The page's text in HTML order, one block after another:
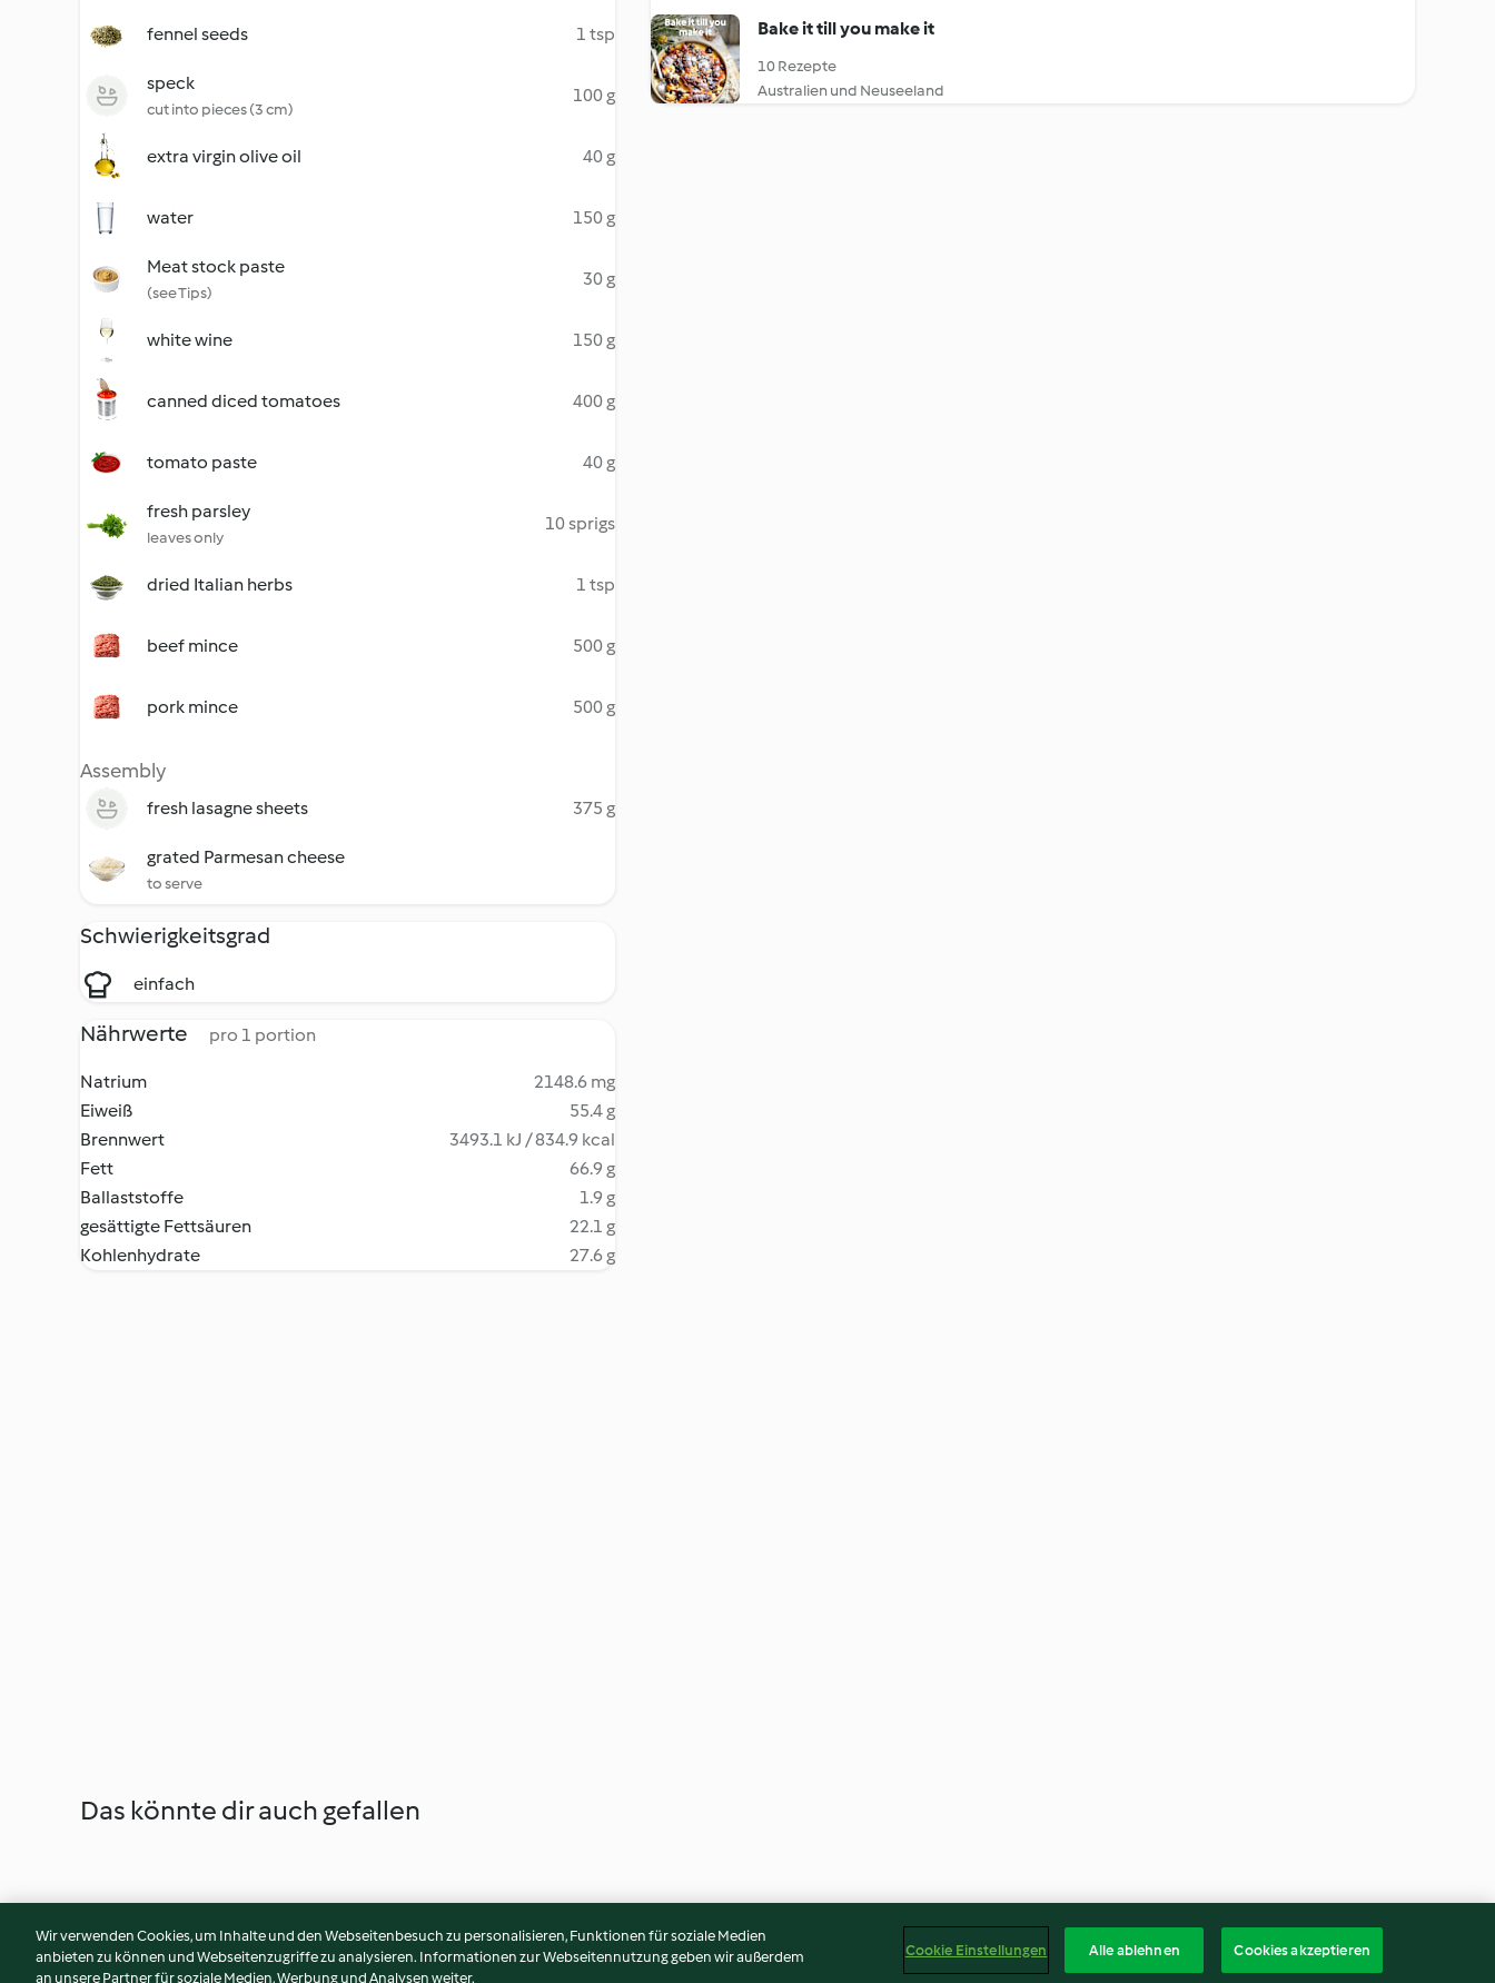
fennel seeds 1 tsp
speck
cut into pieces (3 cm)
100 g
extra virgin olive oil 40 g
water 150 g
Meat stock paste
(see Tips)
30 g
white wine 150 g
canned diced tomatoes 400 g
tomato paste 40 g
fresh parsley
leaves only
10 sprigs
dried Italian herbs 1 tsp
beef mince 500 g
pork mince 500 g
Assembly
fresh lasagne sheets 375 g
grated Parmesan cheese
to serve
Schwierigkeitsgrad
einfach
Nährwerte pro 1 portion
Natrium
2148.6 mg
Eiweiß
55.4 g
Brennwert
3493.1 kJ / 834.9 kcal
Fett
66.9 g
Ballaststoffe
1.9 g
gesättigte Fettsäuren
22.1 g
Kohlenhydrate
27.6 g
Bake it till you make it
10 Rezepte
Australien und Neuseeland
Das könnte dir auch gefallen
Wir verwenden Cookies, um Inhalte und den Webseitenbesuch zu personalisieren, Funktionen für soziale Medien
anbieten zu können und Webseitenzugriffe zu analysieren. Informationen zur Webseitennutzung geben wir außerdem
an unsere Partner für soziale Medien, Werbung und Analysen weiter.
Cookie Einstellungen Alle ablehnen Cookies akzeptieren